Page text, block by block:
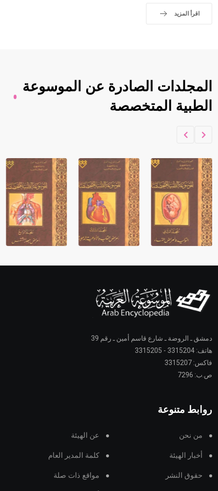
اقرأ المزيد
المجلدات الصادرة عن الموسوعة
الطبية المتخصصة
دمشق ـ الروضة ـ شارع قاسم أمين ـ رقم 39
هاتف: 3315204 - 3315205
فاكس: 3315207
ص.ب: 7296
روابط متنوعة
من نحن عن الهيئة
أخبار الهيئة كلمة المدير العام
حقوق النشر مواقع ذات صلة